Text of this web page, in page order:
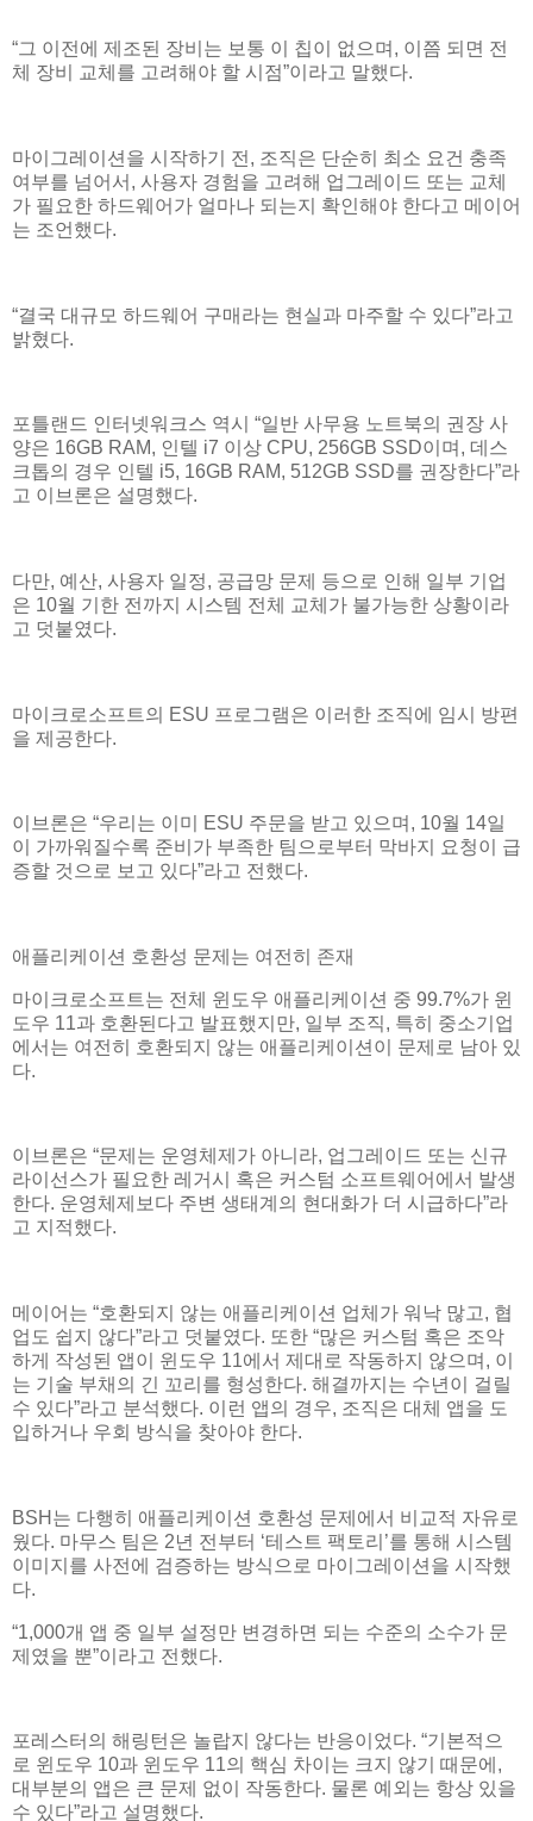
“그 이전에 제조된 장비는 보통 이 칩이 없으며, 이쯤 되면 전
체 장비 교체를 고려해야 할 시점”이라고 말했다.
마이그레이션을 시작하기 전, 조직은 단순히 최소 요건 충족
여부를 넘어서, 사용자 경험을 고려해 업그레이드 또는 교체
가 필요한 하드웨어가 얼마나 되는지 확인해야 한다고 메이어
는 조언했다.
“결국 대규모 하드웨어 구매라는 현실과 마주할 수 있다”라고
밝혔다.
포틀랜드 인터넷워크스 역시 “일반 사무용 노트북의 권장 사
양은 16GB RAM, 인텔 i7 이상 CPU, 256GB SSD이며, 데스
크톱의 경우 인텔 i5, 16GB RAM, 512GB SSD를 권장한다”라
고 이브론은 설명했다.
다만, 예산, 사용자 일정, 공급망 문제 등으로 인해 일부 기업
은 10월 기한 전까지 시스템 전체 교체가 불가능한 상황이라
고 덧붙였다.
마이크로소프트의 ESU 프로그램은 이러한 조직에 임시 방편
을 제공한다.
이브론은 “우리는 이미 ESU 주문을 받고 있으며, 10월 14일
이 가까워질수록 준비가 부족한 팀으로부터 막바지 요청이 급
증할 것으로 보고 있다”라고 전했다.
애플리케이션 호환성 문제는 여전히 존재
마이크로소프트는 전체 윈도우 애플리케이션 중 99.7%가 윈
도우 11과 호환된다고 발표했지만, 일부 조직, 특히 중소기업
에서는 여전히 호환되지 않는 애플리케이션이 문제로 남아 있
다.
이브론은 “문제는 운영체제가 아니라, 업그레이드 또는 신규
라이선스가 필요한 레거시 혹은 커스텀 소프트웨어에서 발생
한다. 운영체제보다 주변 생태계의 현대화가 더 시급하다”라
고 지적했다.
메이어는 “호환되지 않는 애플리케이션 업체가 워낙 많고, 협
업도 쉽지 않다”라고 덧붙였다. 또한 “많은 커스텀 혹은 조악
하게 작성된 앱이 윈도우 11에서 제대로 작동하지 않으며, 이
는 기술 부채의 긴 꼬리를 형성한다. 해결까지는 수년이 걸릴
수 있다”라고 분석했다. 이런 앱의 경우, 조직은 대체 앱을 도
입하거나 우회 방식을 찾아야 한다.
BSH는 다행히 애플리케이션 호환성 문제에서 비교적 자유로
웠다. 마무스 팀은 2년 전부터 ‘테스트 팩토리’를 통해 시스템
이미지를 사전에 검증하는 방식으로 마이그레이션을 시작했
다.
“1,000개 앱 중 일부 설정만 변경하면 되는 수준의 소수가 문
제였을 뿐”이라고 전했다.
포레스터의 해링턴은 놀랍지 않다는 반응이었다. “기본적으
로 윈도우 10과 윈도우 11의 핵심 차이는 크지 않기 때문에,
대부분의 앱은 큰 문제 없이 작동한다. 물론 예외는 항상 있을
수 있다”라고 설명했다.